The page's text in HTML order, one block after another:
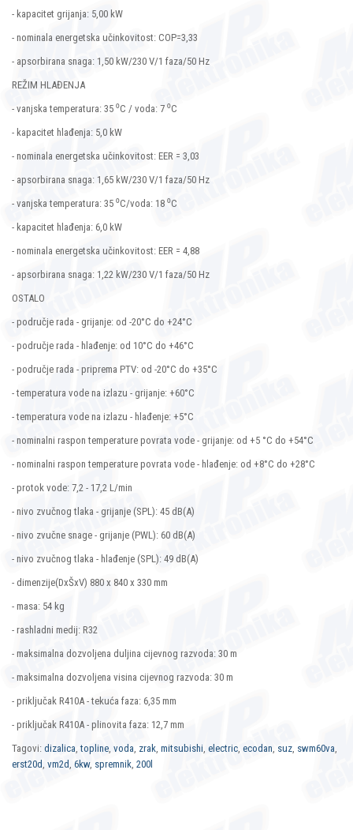
- kapacitet grijanja: 5,00 kW
- nominala energetska učinkovitost: COP=3,33
- apsorbirana snaga: 1,50 kW/230 V/1 faza/50 Hz
REŽIM HLAĐENJA
- vanjska temperatura: 35 ⁰C / voda: 7 ⁰C
- kapacitet hlađenja: 5,0 kW
- nominala energetska učinkovitost: EER = 3,03
- apsorbirana snaga: 1,65 kW/230 V/1 faza/50 Hz
- vanjska temperatura: 35 ⁰C/voda: 18 ⁰C
- kapacitet hlađenja: 6,0 kW
- nominala energetska učinkovitost: EER = 4,88
- apsorbirana snaga: 1,22 kW/230 V/1 faza/50 Hz
OSTALO
- područje rada - grijanje: od -20°C do +24°C
- područje rada - hlađenje: od 10°C do +46°C
- područje rada - priprema PTV: od -20°C do +35°C
- temperatura vode na izlazu - grijanje: +60°C
- temperatura vode na izlazu - hlađenje: +5°C
- nominalni raspon temperature povrata vode - grijanje: od +5 °C do +54°C
- nominalni raspon temperature povrata vode - hlađenje: od +8°C do +28°C
- protok vode: 7,2 - 17,2 L/min
- nivo zvučnog tlaka - grijanje (SPL): 45 dB(A)
- nivo zvučne snage - grijanje (PWL): 60 dB(A)
- nivo zvučnog tlaka - hlađenje (SPL): 49 dB(A)
- dimenzije(DxŠxV) 880 x 840 x 330 mm
- masa: 54 kg
- rashladni medij: R32
- maksimalna dozvoljena duljina cijevnog razvoda: 30 m
- maksimalna dozvoljena visina cijevnog razvoda: 30 m
- priključak R410A - tekuća faza: 6,35 mm
- priključak R410A - plinovita faza: 12,7 mm
Tagovi: dizalica,topline, voda, zrak, mitsubishi, electric, ecodan, suz, swm60va,
erst20d, vm2d , 6kw, spremnik, 200l